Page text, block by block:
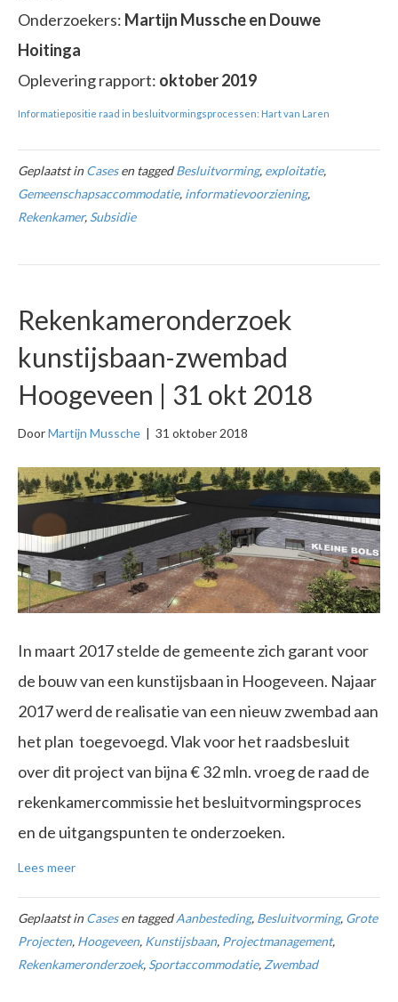
Onderzoekers: Martijn Mussche en Douwe
Hoitinga
Oplevering rapport: oktober 2019
Informatiepositie raad in besluitvormingsprocessen: Hart van Laren
Geplaatst inCasesen taggedBesluitvorming, exploitatie,
Gemeenschapsaccommodatie, informatievoorziening,
Rekenkamer, Subsidie
Rekenkameronderzoek
kunstijsbaan-zwembad
Hoogeveen | 31 okt 2018
DoorMartijn Mussche | 31 oktober 2018
In maart 2017 stelde de gemeente zich garant voor
de bouw van een kunstijsbaan in Hoogeveen. Najaar
2017 werd de realisatie van een nieuw zwembad aan
het plan toegevoegd. Vlak voor het raadsbesluit
over dit project van bijna € 32 mln. vroeg de raad de
rekenkamercommissie het besluitvormingsproces
en de uitgangspunten te onderzoeken.
Lees meer
Geplaatst inCasesen taggedAanbesteding, Besluitvorming, Grote
Projecten, Hoogeveen, Kunstijsbaan, Projectmanagement,
Rekenkameronderzoek, Sportaccommodatie, Zwembad